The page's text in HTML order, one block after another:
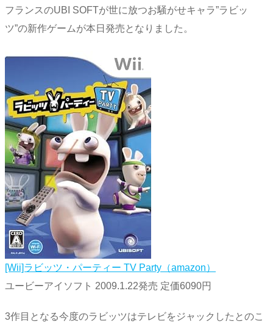
フランスのUBI SOFTが世に放つお騒がせキャラ”ラビッ
ツ”の新作ゲームが本日発売となりました。
[Wii]ラビッツ・パーティー TV Party（amazon）
ユービーアイソフト 2009.1.22発売 定価6090円
3作目となる今度のラビッツはテレビをジャックしたとのこ